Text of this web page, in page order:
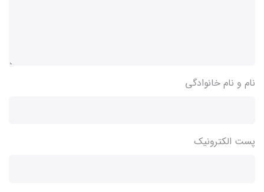
نام و نام خانوادگی
پست الکترونیک